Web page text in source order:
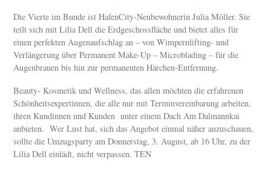
Die Vierte im Bunde ist HafenCity-Neubewohnerin Julia Möller. Sie
teilt sich mit Lilia Dell die Erdgeschossfläche und bietet alles für
einen perfekten Augenaufschlag an – von Wimpernlifting- und
Verlängerung über Permanent Make-Up – Microblading – für die
Augenbrauen bis hin zur permanenten Härchen-Entfernung.
Beauty- Kosmetik und Wellness, das allen möchten die erfahrenen
Schönheitsexpertinnen, die alle nur mit Terminvereinbarung arbeiten,
ihren Kundinnen und Kunden unter einem Dach Am Dalmannkai
anbieten. Wer Lust hat, sich das Angebot einmal näher anzuschauen,
sollte die Umzugsparty am Donnerstag, 3. August, ab 16 Uhr, zu der
Lilia Dell einlädt, nicht verpassen. TEN